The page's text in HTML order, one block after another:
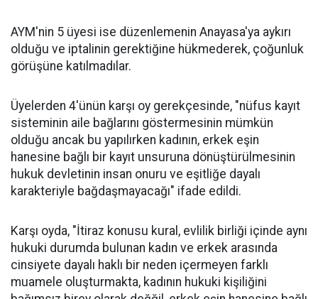
AYM'nin 5 üyesi ise düzenlemenin Anayasa'ya aykırı
olduğu ve iptalinin gerektiğine hükmederek, çoğunluk
görüşüne katılmadılar.
Üyelerden 4'ünün karşı oy gerekçesinde, "nüfus kayıt
sisteminin aile bağlarını göstermesinin mümkün
olduğu ancak bu yapılırken kadının, erkek eşin
hanesine bağlı bir kayıt unsuruna dönüştürülmesinin
hukuk devletinin insan onuru ve eşitliğe dayalı
karakteriyle bağdaşmayacağı" ifade edildi.
Karşı oyda, "İtiraz konusu kural, evlilik birliği içinde aynı
hukuki durumda bulunan kadın ve erkek arasında
cinsiyete dayalı haklı bir neden içermeyen farklı
muamele oluşturmakta, kadının hukuki kişiliğini